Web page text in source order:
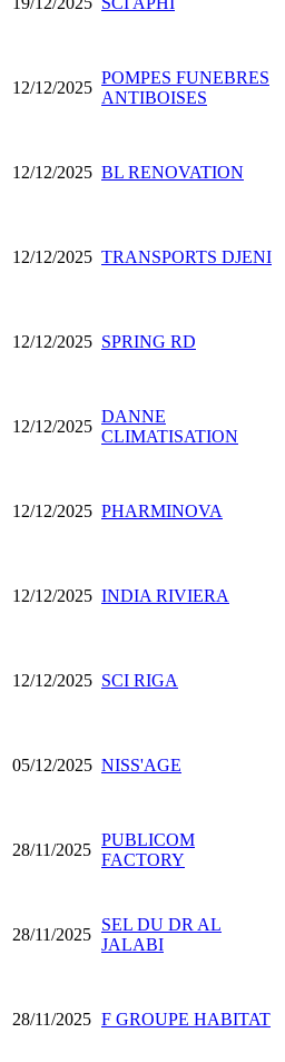
12/12/2025
POMPES FUNEBRES
ANTIBOISES
12/12/2025 BL RENOVATION
12/12/2025 TRANSPORTS DJENI
12/12/2025 SPRING RD
12/12/2025
DANNE
CLIMATISATION
12/12/2025 PHARMINOVA
12/12/2025 INDIA RIVIERA
12/12/2025 SCI RIGA
05/12/2025 NISS'AGE
28/11/2025
PUBLICOM
FACTORY
28/11/2025
SEL DU DR AL
JALABI
28/11/2025 F GROUPE HABITAT